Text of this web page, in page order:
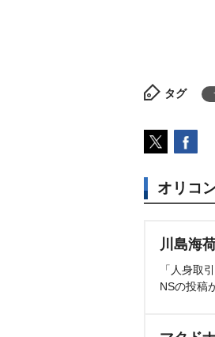
タグ
オリコ
川島海
「人身取
NSの投稿